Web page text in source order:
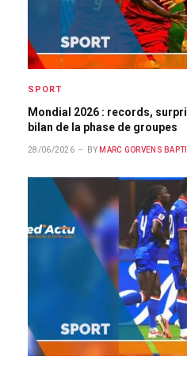
SPORT
Mondial 2026 : records,
bilan de la phase de groupes
28/06/2026 BY MARC GORVENS